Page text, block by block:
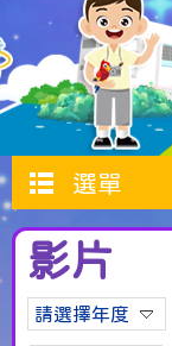
選單
影片
請選擇年度